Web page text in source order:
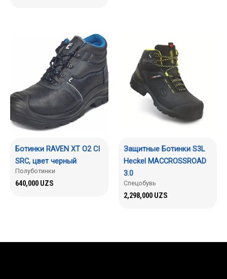
Ботинки RAVEN XT O2 CI
SRC, цвет черный
Полуботинки
640,000 UZS
Защитные Ботинки S3L
Heckel MACCROSSROAD
3.0
Спецобувь
2,298,000 UZS